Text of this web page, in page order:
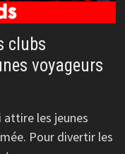
clubs
voyageurs
attire les jeunes
Pour divertir les